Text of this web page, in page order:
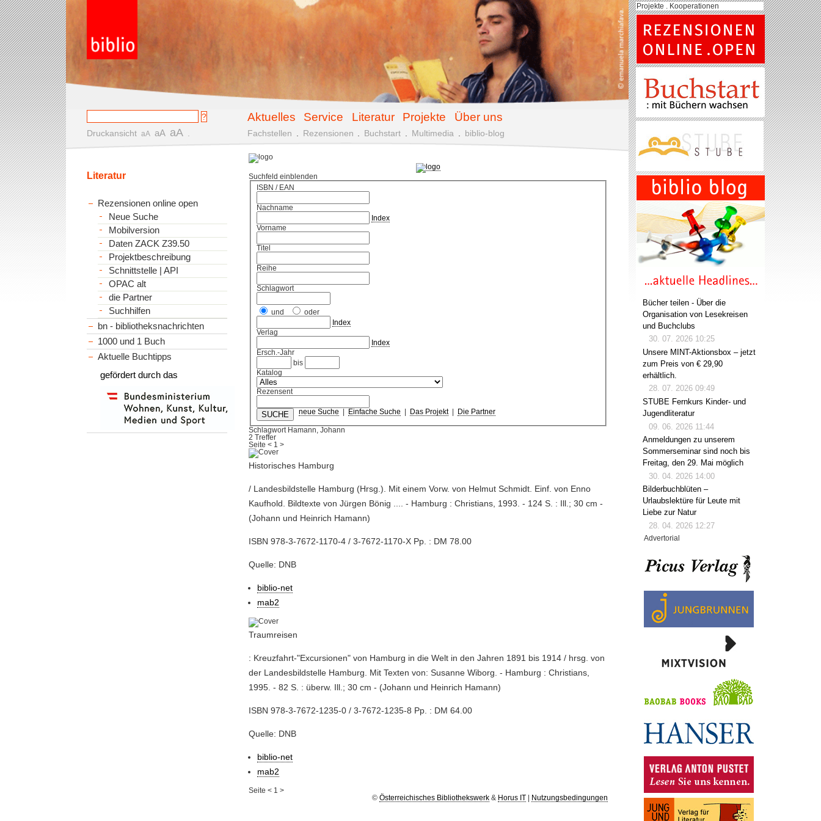
Aktuelles Service Literatur Projekte Über uns
Druckansicht aA aA aA Fachstellen Rezensionen Buchstart Multimedia biblio-blog
Suchfeld einblenden
ISBN / EAN
Nachname
Index
Vorname
Titel
Reihe
Schlagwort
und
oder
Index
Verlag
Index
Ersch.-Jahr
bis
Katalog
Rezensent
neue Suche Einfache Suche Das Projekt| Die Partner
Schlagwort Hamann, Johann
2 Treffer
Seite< 1 >
Historisches Hamburg
/ Landesbildstelle Hamburg (Hrsg.). Mit einem Vorw. von Helmut Schmidt. Einf. von Enno
Kaufhold. Bildtexte von Jürgen Bönig .... - Hamburg : Christians, 1993. - 124 S. : Ill.; 30 cm -
(Johann und Heinrich Hamann)
ISBN 978-3-7672-1170-4 / 3-7672-1170-X Pp. : DM 78.00
Quelle: DNB
biblio-net
mab2
Traumreisen
: Kreuzfahrt-"Excursionen" von Hamburg in die Welt in den Jahren 1891 bis 1914 / hrsg. von
der Landesbildstelle Hamburg. Mit Texten von: Susanne Wiborg. - Hamburg : Christians,
1995. - 82 S. : überw. Ill.; 30 cm - (Johann und Heinrich Hamann)
ISBN 978-3-7672-1235-0 / 3-7672-1235-8 Pp. : DM 64.00
Quelle: DNB
biblio-net
mab2
Seite< 1 >
© Österreichisches Bibliothekswerk& Horus IT Nutzungsbedingungen
Literatur
Rezensionen online open
Neue Suche
Mobilversion
Daten ZACK Z39.50
Projektbeschreibung
Schnittstelle | API
OPAC alt
die Partner
Suchhilfen
bn - bibliotheksnachrichten
1000 und 1 Buch
Aktuelle Buchtipps
gefördert durch das
Projekte . Kooperationen
Bücher teilen - Über die
Organisation von Lesekreisen
und Buchclubs
30. 07. 2026 10:25
Unsere MINT-Aktionsbox – jetzt
zum Preis von € 29,90
erhältlich.
28. 07. 2026 09:49
STUBE Fernkurs Kinder- und
Jugendliteratur
09. 06. 2026 11:44
Anmeldungen zu unserem
Sommerseminar sind noch bis
Freitag, den 29. Mai möglich
30. 04. 2026 14:00
Bilderbuchblüten –
Urlaubslektüre für Leute mit
Liebe zur Natur
28. 04. 2026 12:27
Advertorial